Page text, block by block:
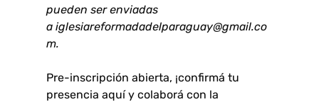
pueden ser enviadas
a iglesiareformadadelparaguay@gmail.co
m.
Pre-inscripción abierta, ¡confirmá tu
presencia aquí y colaborá con la